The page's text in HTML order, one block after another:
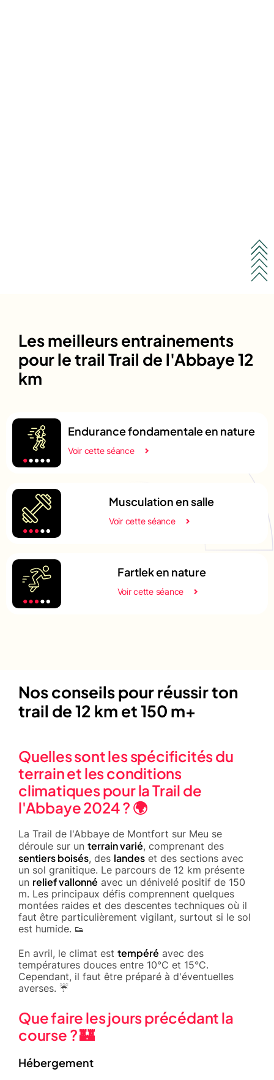
Les meilleurs entrainements
pour le trail Trail de l'Abbaye 12
km
Endurance fondamentale en nature
Voir cette séance
Musculation en salle
Voir cette séance
Fartlek en nature
Voir cette séance
Nos conseils pour réussir ton
trail de 12 km et 150 m+
Quelles sont les spécificités du
terrain et les conditions
climatiques pour la Trail de
l'Abbaye 2024 ? 🌍
La Trail de l'Abbaye de Montfort sur Meu se
déroule sur un terrain varié, comprenant des
sentiers boisés, des landes et des sections avec
un sol granitique. Le parcours de 12 km présente
un relief vallonné avec un dénivelé positif de 150
m. Les principaux défis comprennent quelques
montées raides et des descentes techniques où il
faut être particulièrement vigilant, surtout si le sol
est humide. 👟
En avril, le climat est tempéré avec des
températures douces entre 10°C et 15°C.
Cependant, il faut être préparé à d'éventuelles
averses. ☔️
Que faire les jours précédant la
course ? 🏰
Hébergement